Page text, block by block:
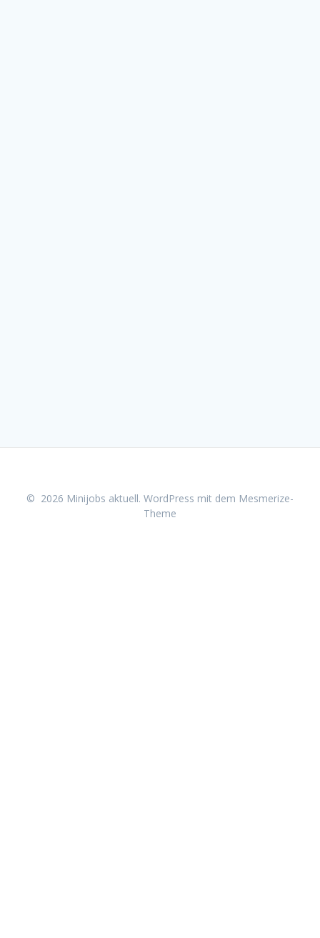
© 2026 Minijobs aktuell. WordPress mit dem Mesmerize-
Theme